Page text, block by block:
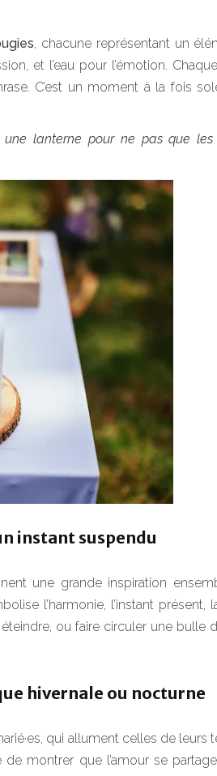
, chacune représentant un
et l’eau pour l’émotion.
C’est un moment à la fois
lanterne pour ne pas que les
instant suspendu
une grande inspiration
l’harmonie, l’instant présent,
ou faire circuler une bulle
hivernale ou nocturne
qui allument celles de leurs
de montrer que l’amour se